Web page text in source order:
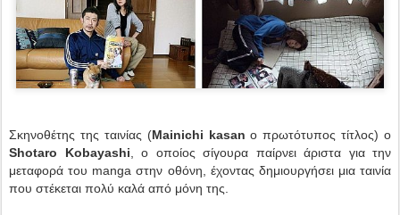
Σκηνοθέτης της ταινίας (Mainichi kasan ο πρωτότυπος τίτλος) ο
Shotaro Kobayashi , o οποίος σίγουρα παίρνει άριστα για την
μεταφορά του manga στην οθόνη, έχοντας δημιουργήσει μια ταινία
που στέκεται πολύ καλά από μόνη της.